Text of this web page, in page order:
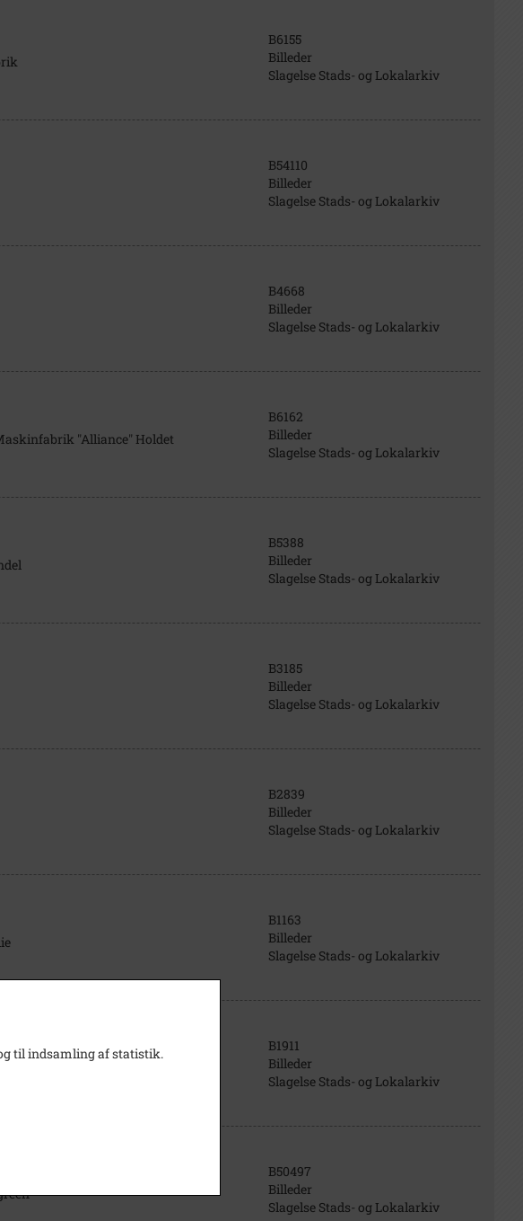
B6155
Billeder
Slagelse Stads- og Lokalarkiv
B54110
Billeder
Slagelse Stads- og Lokalarkiv
B4668
Billeder
Slagelse Stads- og Lokalarkiv
"Alliance" Holdet
B6162
Billeder
Slagelse Stads- og Lokalarkiv
B5388
Billeder
Slagelse Stads- og Lokalarkiv
B3185
Billeder
Slagelse Stads- og Lokalarkiv
B2839
Billeder
Slagelse Stads- og Lokalarkiv
B1163
Billeder
Slagelse Stads- og Lokalarkiv
B1911
Billeder
Slagelse Stads- og Lokalarkiv
B50497
Billeder
Slagelse Stads- og Lokalarkiv
til indsamling af statistik.